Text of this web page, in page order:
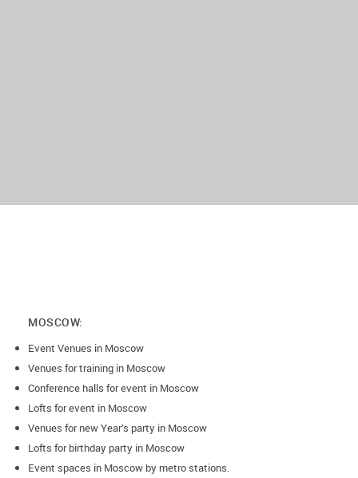
MOSCOW:
Event Venues in Moscow
Venues for training in Moscow
Conference halls for event in Moscow
Lofts for event in Moscow
Venues for new Year’s party in Moscow
Lofts for birthday party in Moscow
Event spaces in Moscow by metro stations.